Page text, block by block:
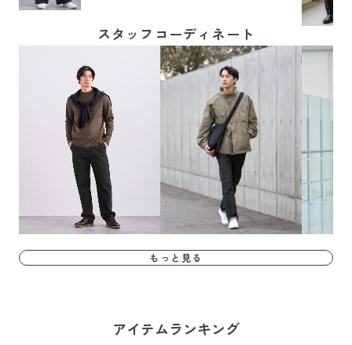
スタッフコーディネート
もっと見る
アイテムランキング